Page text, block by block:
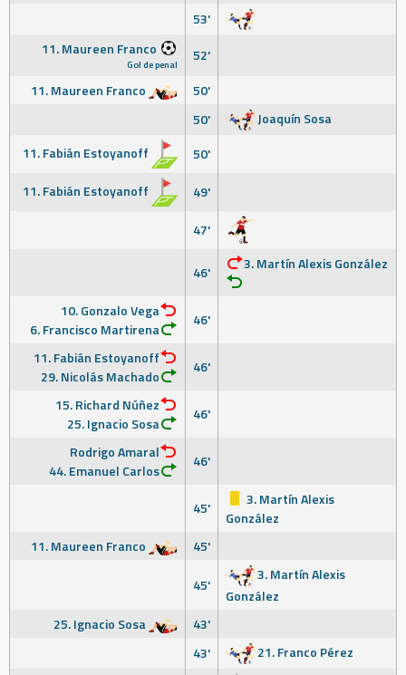
53'
11. Maureen Franco
Gol de penal
52'
11. Maureen Franco
50'
50'
Joaquín Sosa
11. Fabián Estoyanoff
50'
11. Fabián Estoyanoff
49'
47'
46' 3. Martín Alexis González
10. Gonzalo Vega
6. Francisco Martirena
46'
11. Fabián Estoyanoff
29. Nicolás Machado
46'
15. Richard Núñez
25. Ignacio Sosa
46'
Rodrigo Amaral
44. Emanuel Carlos
46'
45'
3. Martín Alexis
González
11. Maureen Franco
45'
45'
3. Martín Alexis
González
25. Ignacio Sosa
43'
43'
21. Franco Pérez